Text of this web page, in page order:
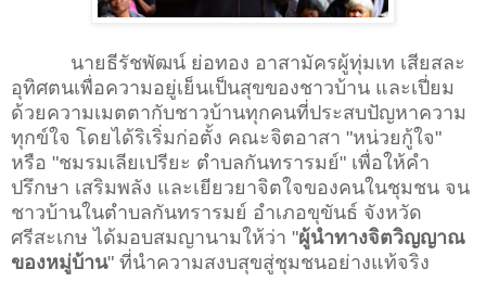
นายธีรัชพัฒน์ ย่อทอง อาสามัครผู้ทุ่มเท เสียสละ
อุทิศตนเพื่อความอยู่เย็นเป็นสุขของชาวบ้าน และเปี่ยม
ด้วยความเมตตากับชาวบ้านทุกคนที่ประสบปัญหาความ
ทุกข์ใจ โดยได้ริเริ่มก่อตั้ง คณะจิตอาสา "หน่วยกู้ใจ"
หรือ "ชมรมเลียเปรียะ ตำบลกันทรารมย์" เพื่อให้คำ
ปรึกษา เสริมพลัง และเยียวยาจิตใจของคนในชุมชน จน
ชาวบ้านในตำบลกันทรารมย์ อำเภอขุขันธ์ จังหวัด
ศรีสะเกษ ได้มอบสมญานามให้ว่า "ผู้นำทางจิตวิญญาณ
ของหมู่บ้าน" ที่นำความสงบสุขสู่ชุมชนอย่างแท้จริง